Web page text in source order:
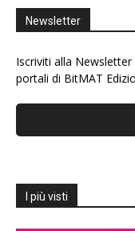
Newsletter
Iscriviti alla
portali di BitMAT
I più visti